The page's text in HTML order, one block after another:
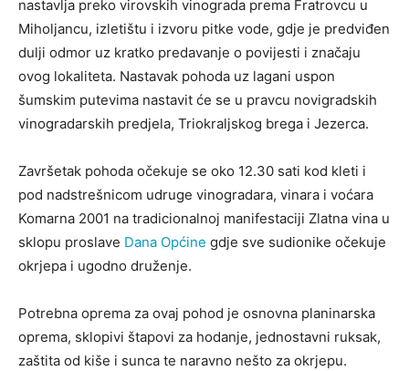
nastavlja preko virovskih vinograda prema Fratrovcu u
Miholjancu, izletištu i izvoru pitke vode, gdje je predviđen
dulji odmor uz kratko predavanje o povijesti i značaju
ovog lokaliteta. Nastavak pohoda uz lagani uspon
šumskim putevima nastavit će se u pravcu novigradskih
vinogradarskih predjela, Triokraljskog brega i Jezerca.
Završetak pohoda očekuje se oko 12.30 sati kod kleti i
pod nadstrešnicom udruge vinogradara, vinara i voćara
Komarna 2001 na tradicionalnoj manifestaciji Zlatna vina u
sklopu proslave Dana Općine gdje sve sudionike očekuje
okrjepa i ugodno druženje.
Potrebna oprema za ovaj pohod je osnovna planinarska
oprema, sklopivi štapovi za hodanje, jednostavni ruksak,
zaštita od kiše i sunca te naravno nešto za okrjepu.